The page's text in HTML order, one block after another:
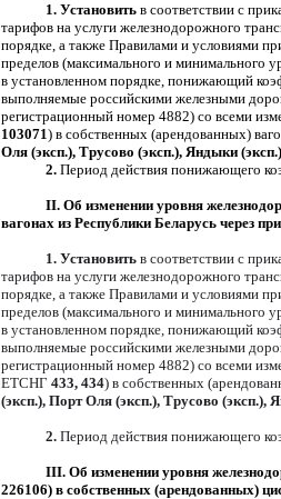
1. Установить в соответствии с
тарифов на услуги железнодорожного
порядке, а также Правилами и условиями
пределов (максимального и
в установленном порядке, понижающий
выполняемые российскими железными
регистрационный номер 4882) со всеми
103071) в собственных (арендованных)
Оля (эксп.), Трусово (эксп.), Яндыки (эксп.)
2. Период действия понижающего
II. Об изменении уровня
вагонах из Республики Беларусь через
1. Установить в соответствии с
тарифов на услуги железнодорожного
порядке, а также Правилами и условиями
пределов (максимального и
в установленном порядке, понижающий
выполняемые российскими железными
регистрационный номер 4882) со всеми
ЕТСНГ 433, 434) в собственных
(эксп.), Порт Оля (эксп.), Трусово (эксп.),
2. Период действия понижающего
III. Об изменении уровня
226106) в собственных (арендованных)